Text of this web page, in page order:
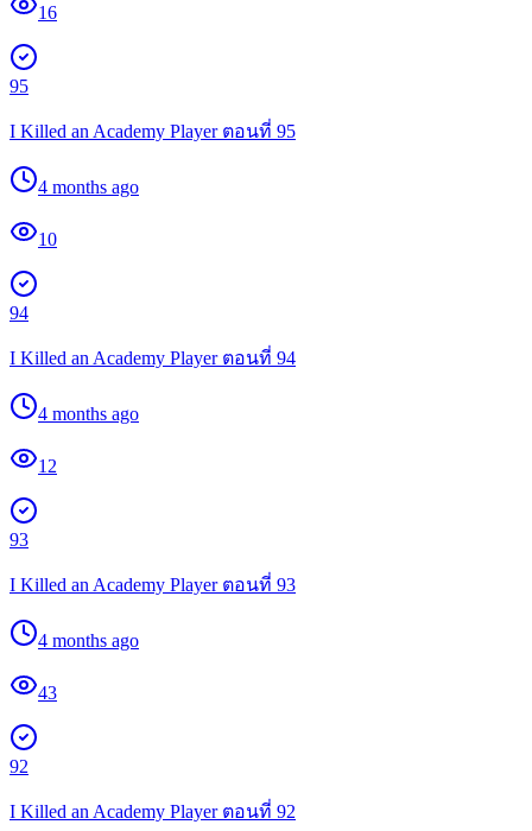
16
95
I Killed an Academy Player ตอนที่ 95
4 months ago
10
94
I Killed an Academy Player ตอนที่ 94
4 months ago
12
93
I Killed an Academy Player ตอนที่ 93
4 months ago
43
92
I Killed an Academy Player ตอนที่ 92